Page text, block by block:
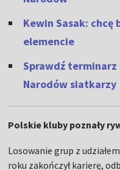
Kewin Sasak: chcę
elemencie
Sprawdź
Narodów siatkarzy
Polskie kluby poznały
Losowanie grup z udziałem
roku zakończył karierę,